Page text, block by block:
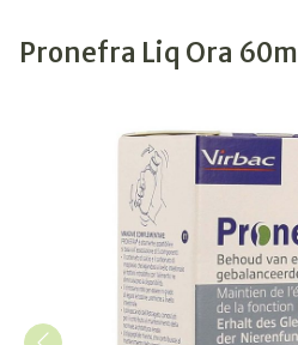
Pronefra Liq Ora 60ml